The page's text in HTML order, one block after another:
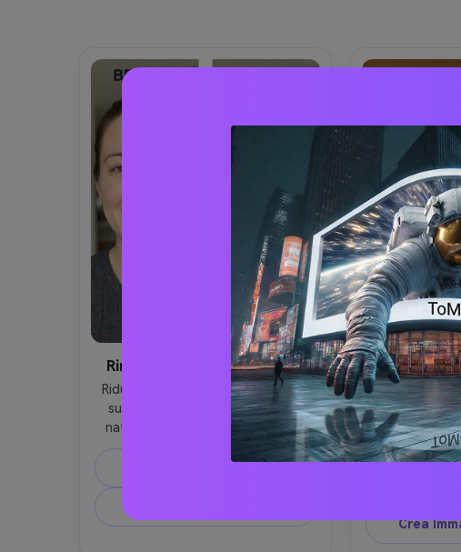
Rimozione Macchie da Caffè
Riduci la sfumatura gialla del caffè
sui denti per uno sbiancamento
naturale e sottile, mantenendo il
volto, il sorriso e la stessa
acconciatura, preservando
illuminazione e sfondo originali, evita
di cambiare labbra o gengive --ar 4:5
Raffina il
rimuovere il
mantenendo
della pelle
Crea